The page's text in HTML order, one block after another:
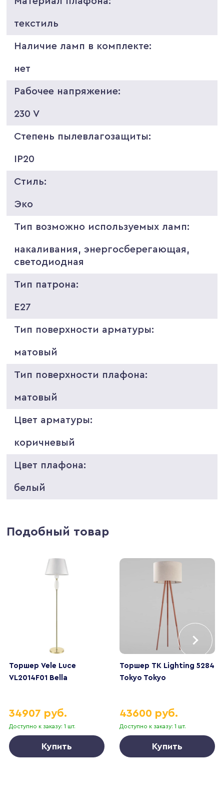
текстиль
Наличие ламп в комплекте:
нет
Рабочее напряжение:
230 V
Степень пылевлагозащиты:
IP20
Стиль:
Эко
Тип возможно используемых ламп:
накаливания, энергосберегающая,
светодиодная
Тип патрона:
E27
Тип поверхности арматуры:
матовый
Тип поверхности плафона:
матовый
Цвет арматуры:
коричневый
Цвет плафона:
белый
Подобный товар
Торшер Vele Luce
VL2014F01 Bella
Доступно к заказу: 1 шт.
34907 руб.
Купить
Торшер TK Lighting 5284
Tokyo Tokyo
Доступно к заказу: 1 шт.
43600 руб.
Купить